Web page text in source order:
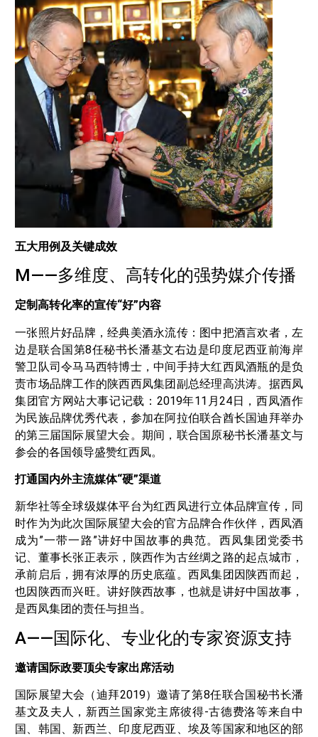
五大用例及关键成效
M——多维度、高转化的强势媒介传播
定制高转化率的宣传“好”内容
一张照片好品牌，经典美酒永流传：图中把酒言欢者，左
边是联合国第8任秘书长潘基文右边是印度尼西亚前海岸
警卫队司令马马西特博士，中间手持大红西凤酒瓶的是负
责市场品牌工作的陕西西凤集团副总经理高洪涛。据西凤
集团官方网站大事记记载：2019年11月24日，西凤酒作
为民族品牌优秀代表，参加在阿拉伯联合酋长国迪拜举办
的第三届国际展望大会。期间，联合国原秘书长潘基文与
参会的各国领导盛赞红西凤。
打通国内外主流媒体“硬”渠道
新华社等全球级媒体平台为红西凤进行立体品牌宣传，同
时作为为此次国际展望大会的官方品牌合作伙伴，西凤酒
成为”一带一路”讲好中国故事的典范。西凤集团党委书
记、董事长张正表示，陕西作为古丝绸之路的起点城市，
承前启后，拥有浓厚的历史底蕴。西凤集团因陕西而起，
也因陕西而兴旺。讲好陕西故事，也就是讲好中国故事，
是西凤集团的责任与担当。
A——国际化、专业化的专家资源支持
邀请国际政要顶尖专家出席活动
国际展望大会（迪拜2019）邀请了第8任联合国秘书长潘
基文及夫人，新西兰国家党主席彼得-古德费洛等来自中
国、韩国、新西兰、印度尼西亚、埃及等国家和地区的部